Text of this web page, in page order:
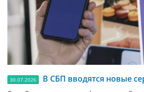
30.07.2026 В СБП вводятся новые